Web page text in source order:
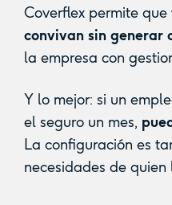
Coverflex permite que
convivan sin generar
la empresa con
Y lo mejor: si un
el seguro un mes,
La configuración es
necesidades de quien